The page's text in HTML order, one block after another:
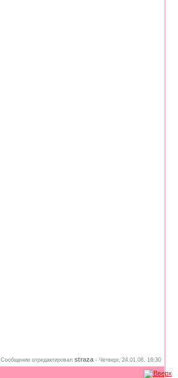
Сообщение отредактировал straza- Четверг, 24.01.08, 16:30